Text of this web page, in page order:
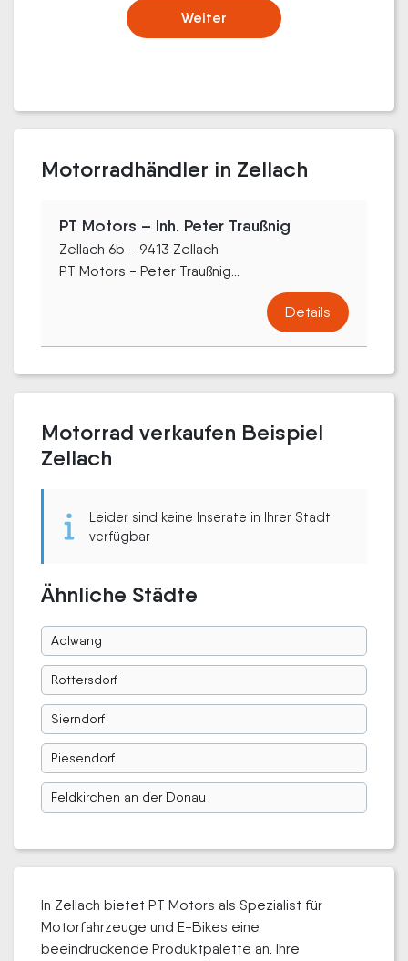
Weiter
Motorradhändler in Zellach
PT Motors – Inh. Peter Traußnig
Zellach 6b - 9413 Zellach
PT Motors - Peter Traußnig...
Details
Motorrad verkaufen Beispiel
Zellach
Leider sind keine Inserate in Ihrer Stadt
verfügbar
Ähnliche Städte
Adlwang
Rottersdorf
Sierndorf
Piesendorf
Feldkirchen an der Donau
In Zellach bietet PT Motors als Spezialist für
Motorfahrzeuge und E-Bikes eine
beeindruckende Produktpalette an. Ihre